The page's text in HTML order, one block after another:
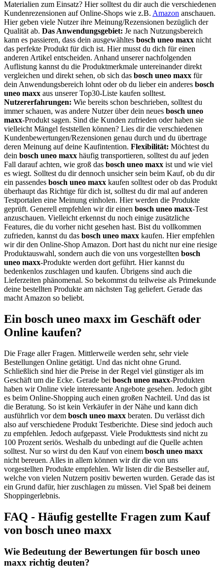
Materialien zum Einsatz? Hier solltest du dir auch die verschiedenen
Kundenrezensionen auf Online-Shops wie z.B. Amazon anschauen.
Hier geben viele Nutzer ihre Meinung/Rezensionen bezüglich der
Qualität ab. Das Anwendungsgebiet: Je nach Nutzungsbereich
kann es passieren, dass dein ausgewähltes bosch uneo maxx nicht
das perfekte Produkt für dich ist. Hier musst du dich für einen
anderen Artikel entscheiden. Anhand unserer nachfolgenden
Auflistung kannst du die Produktmerkmale untereinander direkt
vergleichen und direkt sehen, ob sich das bosch uneo maxx für
dein Anwendungsbereich lohnt oder ob du lieber ein anderes bosch
uneo maxx aus unserer Top30-Liste kaufen solltest.
Nutzererfahrungen: Wie bereits schon beschrieben, solltest du
immer schauen, was andere Nutzer über dein neues bosch uneo
maxx-Produkt sagen. Sind die Kunden zufrieden oder haben sie
vielleicht Mängel feststellen können? Lies dir die verschiedenen
Kundenbewertungen/Rezensionen genau durch und du übertrage
deren Meinung auf deine Kaufintention. Flexibilität: Möchtest du
dein bosch uneo maxx häufig transportieren, solltest du auf jeden
Fall darauf achten, wie groß das bosch uneo maxx ist und wie viel
es wiegt. Solltest du dir dennoch unsicher sein beim Kauf, ob du dir
ein passendes bosch uneo maxx kaufen solltest oder ob das Produkt
überhaupt das Richtige für dich ist, solltest du dir mal auf anderen
Testportalen eine Meinung einholen. Hier werden die Produkte
geprüft. Generell empfehlen wir dir einen bosch uneo maxx-Test
anzuschauen. Vielleicht erkennst du noch einige zusätzliche
Features, die du vorher nicht gesehen hast. Bist du vollkommen
zufrieden, kannst du das bosch uneo maxx kaufen. Hier empfehlen
wir dir den Online-Shop Amazon. Dort hast du nicht nur eine riesige
Produktauswahl, sondern auch die von uns vorgestellten bosch
uneo maxx-Produkte werden dort geführt. Hier kannst du
bedenkenlos zuschlagen und kaufen. Übrigens sind auch die
Lieferzeiten phänomenal. So bekommst du teilweise als Primekunde
deine bestellten Produkte am nächsten Tag geliefert. Gerade das
macht Amazon so beliebt.
Ein bosch uneo maxx im Geschäft oder
Online kaufen?
Die Frage aller Fragen. Mittlerweile werden sehr, sehr viele
Bestellungen Online getätigt. Und das nicht ohne Grund.
Schließlich sind hier die Preise in der Regel viel günstiger als im
Geschäft um die Ecke. Gerade bei bosch uneo maxx-Produkten
haben wir Online viele interessante Angebote gesehen. Jedoch gibt
es beim Online-Shopping auch einen großen Nachteil. Und das ist
die Beratung. So ist kein Verkäufer in der Nähe und kann dich
ausführlich vor dem bosch uneo maxx beraten. Du verlässt dich
also auf verschiedene Produkt Testberichte. Diese sind jedoch auch
zu empfehlen. Jedoch aufgepasst. Viele Produkttests sind nicht zu
100 Prozent seriös. Weshalb du unbedingt auf die Quelle achten
solltest. Nur so wirst du den Kauf von einem bosch uneo maxx
nicht bereuen. Alles in allem können wir dir die von uns
vorgestellten Produkte empfehlen. Wir listen dir die Bestseller auf,
welche von vielen Nutzern positiv bewerten wurden. Gerade das ist
ein Grund dafür, hier zuschlagen zu müssen. Viel Spaß bei deinem
Shoppingerlebnis.
FAQ - Häufig gestellte Fragen zum Kauf
von bosch uneo maxx
Wie Bedeutung der Bewertungen für bosch uneo
maxx richtig deuten?